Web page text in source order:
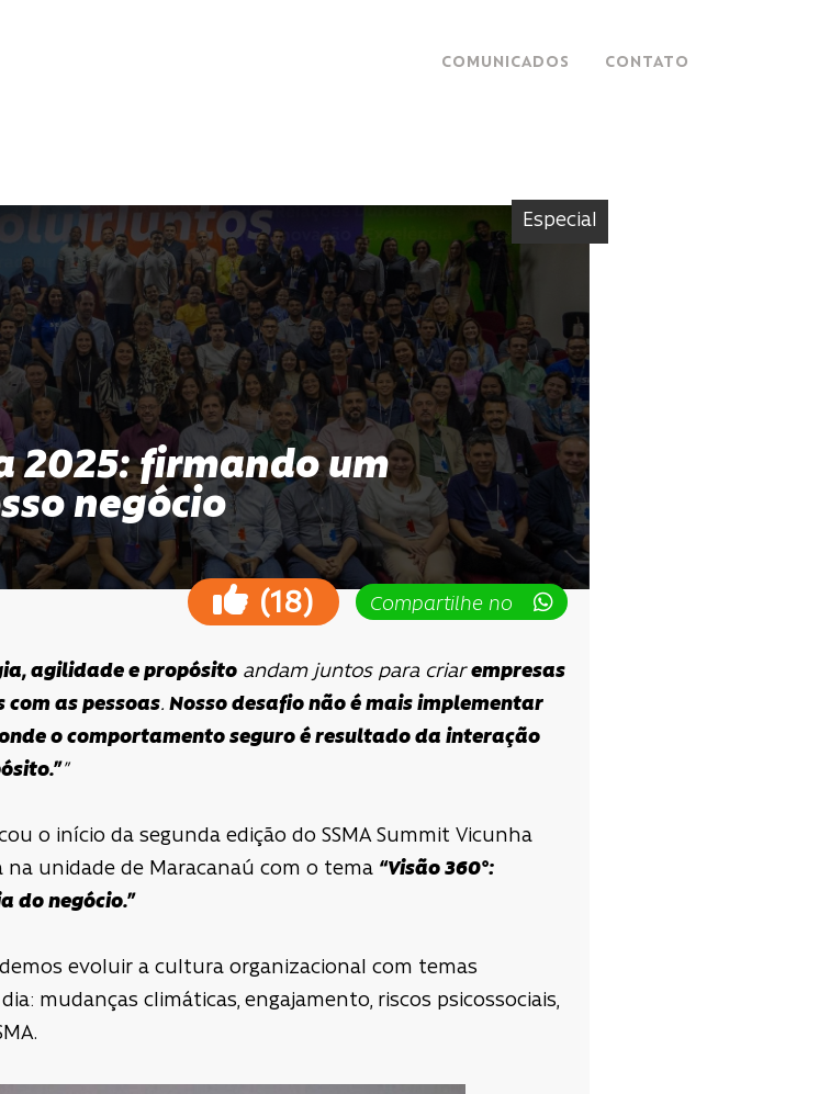
COMUNICADOS CONTATO
Especial
2025: firmando um
negócio
Compartilhe no
(18)
agilidade e propósito andam juntos para criarempresas
as pessoas. Nosso desafio não é mais implementar
o comportamento seguro é resultado da interação
”
o início da segunda edição do SSMA Summit Vicunha
na unidade de Maracanaú com o tema “Visão 360°:
do negócio.”
evoluir a cultura organizacional com temas
mudanças climáticas, engajamento, riscos psicossociais,